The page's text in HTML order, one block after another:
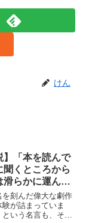
けん
】「本を読んで
聞くところから
滑らかに運んだ
by シェイクス
得られる教訓
刻んだ偉大な劇作
が詰まっていま
いう名言も、その